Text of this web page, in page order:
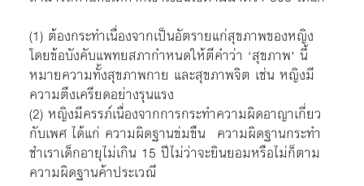
(1) ต้องกระทำเนื่องจากเป็นอัตรายแก่สุขภาพของหญิง
โดยข้อบังคับแพทยสภากำหนดให้ตีคำว่า ‘สุขภาพ’ นี้
หมายความทั้งสุขภาพกาย และสุขภาพจิต เช่น หญิงมี
ความตึงเครียดอย่างรุนแรง
(2) หญิงมีครรภ์เนื่องจากการกระทำความผิดอาญาเกี่ยว
กับเพศ ได้แก่ ความผิดฐานข่มขืน ความผิดฐานกระทำ
ชำเราเด็กอายุไม่เกิน 15 ปีไม่ว่าจะยินยอมหรือไม่ก็ตาม
ความผิดฐานค้าประเวณี